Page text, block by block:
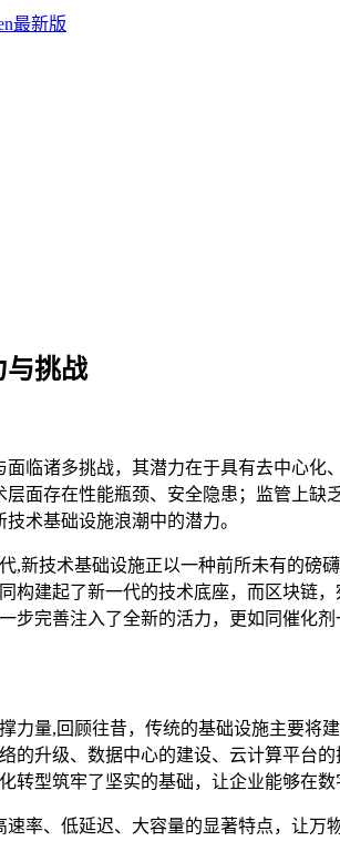
与挑战
面临诸多挑战，其潜力在于具有去中心
面存在性能瓶颈、安全隐患；监管上
术基础设施浪潮中的潜力。
,新技术基础设施正以一种前所未有的
构建起了新一代的技术底座，而区块链
完善注入了全新的活力，更如同催化
力量,回顾往昔，传统的基础设施主要
的升级、数据中心的建设、云计算平台
型筑牢了坚实的基础，让企业能够在
率、低延迟、大容量的显著特点，让